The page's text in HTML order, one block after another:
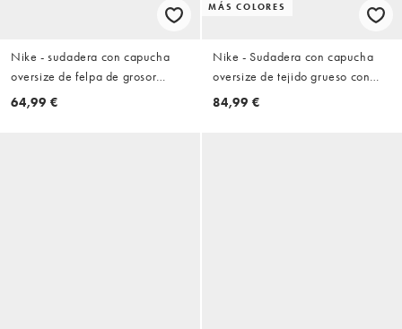
Nike - sudadera con capucha
oversize de felpa de grosor
medio en azul marino
64,99 €
MÁS COLORES
Nike - Sudadera con capucha
oversize de tejido grueso con
cremallera en azul
84,99 €